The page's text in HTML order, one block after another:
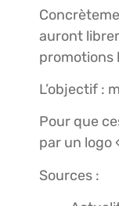
auront
promotions
L’objectif :
Pour que
par un logo
Sources :